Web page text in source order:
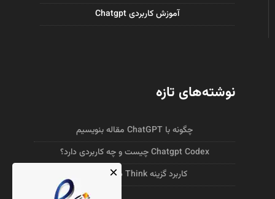
آموزش کاربردی Chatgpt
نوشته‌های تازه
چگونه با ChatGPT مقاله‌ بنویسیم
Chatgpt Codex چیست و چه کاربردی دارد؟
کاربرد گزینه Think در Chatgpt
×